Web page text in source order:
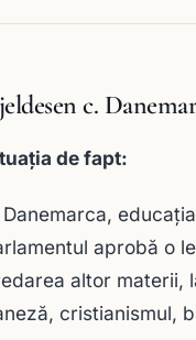
c.
de fapt:
aprobă o
altor materii,
cristianismul,